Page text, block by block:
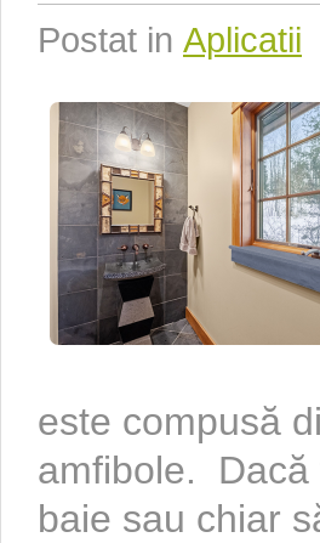
Postat in Aplicatii
este compusă
amfibole. Dacă
baie sau chiar